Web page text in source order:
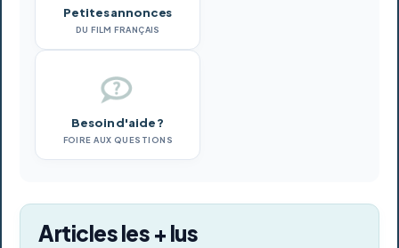
Petites annonces
DU FILM FRANÇAIS
Besoin d'aide ?
FOIRE AUX QUESTIONS
Articles les + lus